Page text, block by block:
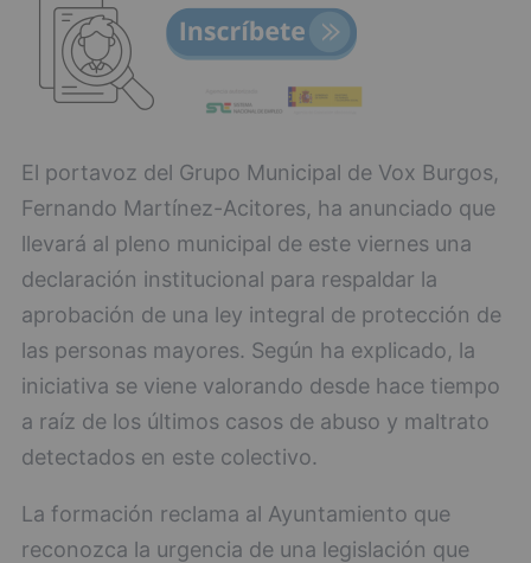
El portavoz del Grupo Municipal de Vox Burgos,
Fernando Martínez-Acitores, ha anunciado que
llevará al pleno municipal de este viernes una
declaración institucional para respaldar la
aprobación de una ley integral de protección de
las personas mayores. Según ha explicado, la
iniciativa se viene valorando desde hace tiempo
a raíz de los últimos casos de abuso y maltrato
detectados en este colectivo.
La formación reclama al Ayuntamiento que
reconozca la urgencia de una legislación que